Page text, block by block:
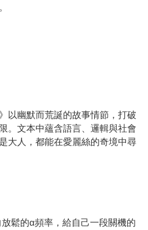
以幽默而荒誕的故事情節，打破
。文本中蘊含語言、邏輯與社會
大人，都能在愛麗絲的奇境中尋
鬆的α頻率，給自己一段關機的